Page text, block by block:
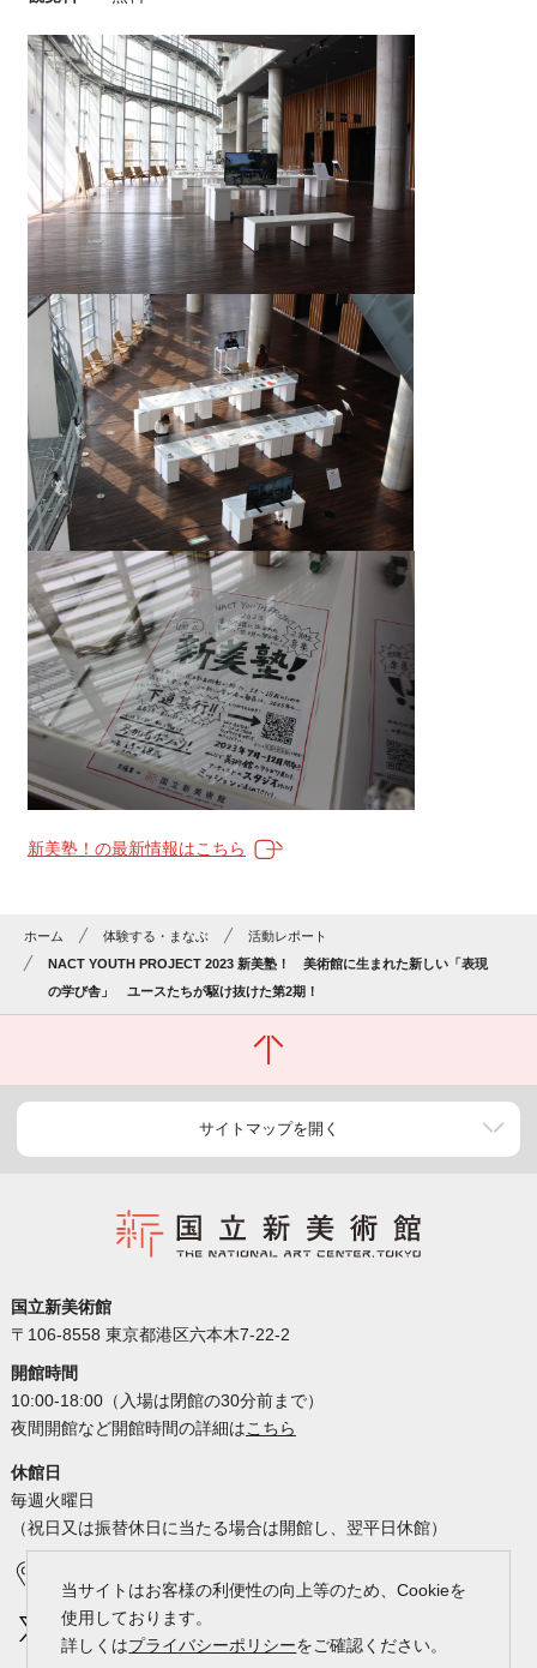
当サイトはお客様の利便性の向上等のため、Cookieを
使用しております。
詳しくはプライバシーポリシーをご確認ください。
新美塾！の最新情報はこちら
ホーム 体験する・まなぶ
活動レポート
NACT YOUTH PROJECT 2023 新美塾！ 美術館に生まれた新しい「表現
の学び舎」 ユースたちが駆け抜けた第2期！
サイトマップを開く
国立新美術館
〒106-8558 東京都港区六本木7-22-2
開館時間
10:00-18:00（入場は閉館の30分前まで）
夜間開館など開館時間の詳細はこちら
休館日
毎週火曜日
（祝日又は振替休日に当たる場合は開館し、翌平日休館）